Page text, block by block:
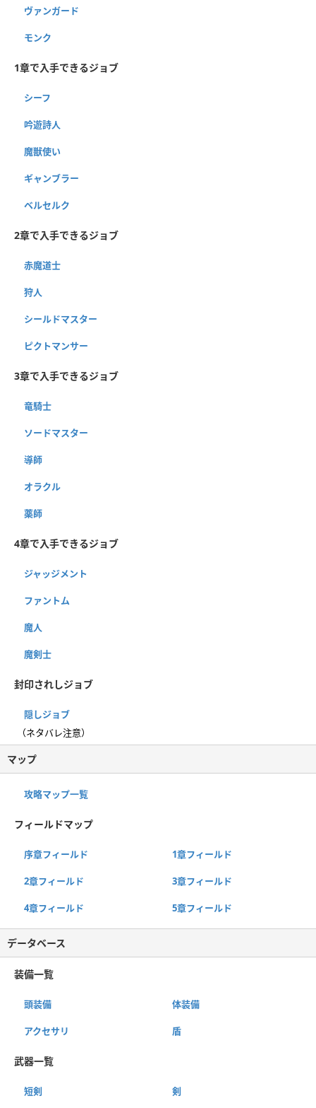
ヴァンガード
モンク
1章で入手できるジョブ
シーフ
吟遊詩人
魔獣使い
ギャンブラー
ベルセルク
2章で入手できるジョブ
赤魔道士
狩人
シールドマスター
ピクトマンサー
3章で入手できるジョブ
竜騎士
ソードマスター
導師
オラクル
薬師
4章で入手できるジョブ
ジャッジメント
ファントム
魔人
魔剣士
封印されしジョブ
隠しジョブ
（ネタバレ注意）
マップ
攻略マップ一覧
フィールドマップ
序章フィールド 1章フィールド
2章フィールド 3章フィールド
4章フィールド 5章フィールド
データベース
装備一覧
頭装備 体装備
アクセサリ 盾
武器一覧
短剣 剣